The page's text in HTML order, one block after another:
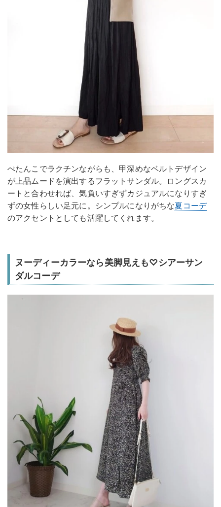
ぺたんこでラクチンながらも、甲深めなベルトデザイン
が上品ムードを演出するフラットサンダル。ロングスカ
ートと合わせれば、気負いすぎずカジュアルになりすぎ
ずの女性らしい足元に。シンプルになりがちな夏コーデ
のアクセントとしても活躍してくれます。
ヌーディーカラーなら美脚見えも♡シアーサン
ダルコーデ